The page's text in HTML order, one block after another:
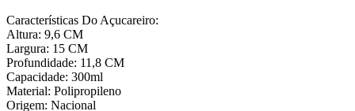
Características Do Açucareiro:
Altura: 9,6 CM
Largura: 15 CM
Profundidade: 11,8 CM
Capacidade: 300ml
Material: Polipropileno
Origem: Nacional